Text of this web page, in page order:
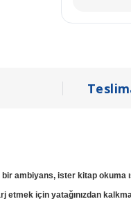
ambiyans, ister kitap okuma
için yatağınızdan